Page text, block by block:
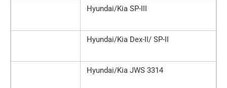
Hyundai/Kia SP-III
Hyundai/Kia Dex-II/ SP-II
Hyundai/Kia JWS 3314